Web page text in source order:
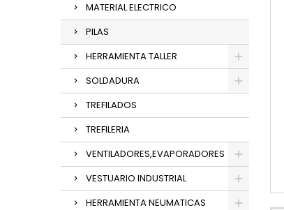
MATERIAL ELECTRICO
PILAS
HERRAMIENTA TALLER
SOLDADURA
TREFILADOS
TREFILERIA
VENTILADORES,EVAPORADORES
VESTUARIO INDUSTRIAL
HERRAMIENTA NEUMATICAS